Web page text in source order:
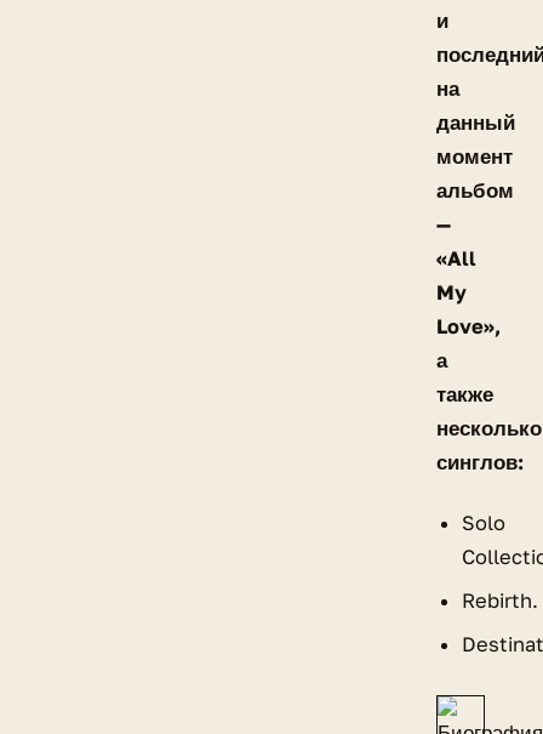
и
на
данный
момент
альбом
—
«All
My
Love»,
а
также
несколько
синглов:
Solo
Rebirth.